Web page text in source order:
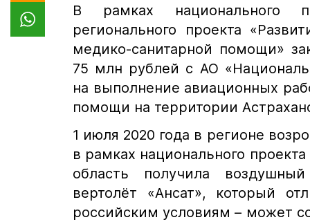
В рамках национального
регионального проекта
медико-санитарной помощи»
75 млн рублей с АО
на выполнение авиационных
помощи на территории
1 июля 2020 года в регионе
в рамках национального
область получила
вертолёт «Ансат», который
российским условиям – может